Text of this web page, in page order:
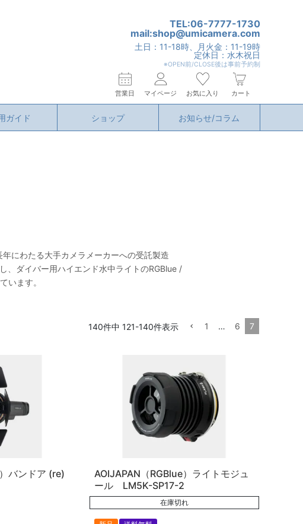
TEL:06-7777-1730
mail:shop@umicamera.com
土日：11-18時、月火金：11-19時
定休日：水木祝日
※OPEN前/CLOSE後は事前予約制
営業日 マイページ お気に入り カート
ガイド ショップ お知らせ/コラム
にわたる大手カメラメーカーへの受託製造
、ダイバー用ハイエンド水中ライトのRGBlue /
います。
140件中 121-140件表示 1 … 6 7
バンドア (re)
AOIJAPAN（RGBlue）ライトモジュ
ール LM5K-SP17-2
在庫切れ